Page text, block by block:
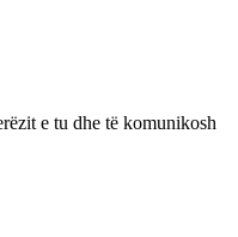
e tu dhe të komunikosh